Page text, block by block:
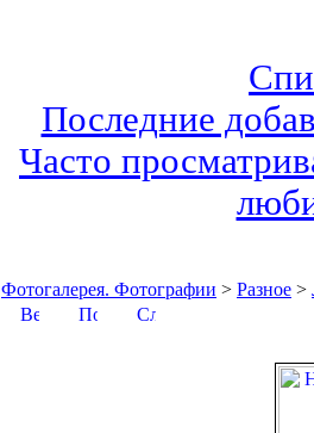
Последние
Часто
Фотогалерея. Фотографии > Разное >